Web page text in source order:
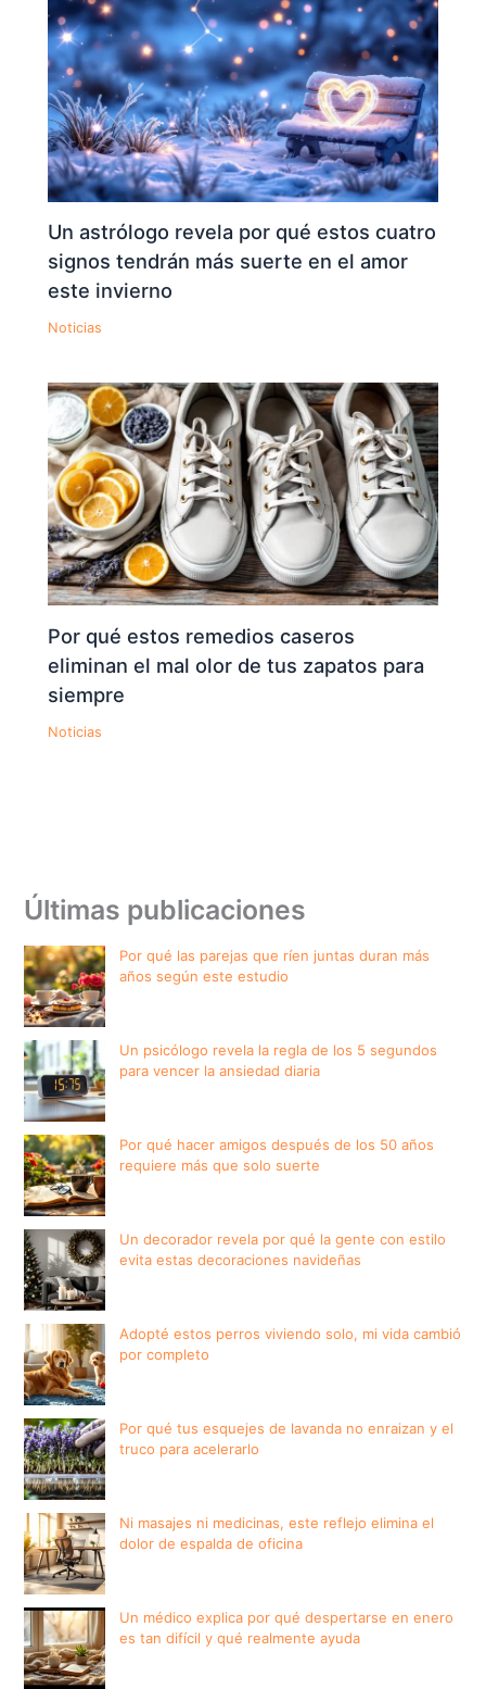
Un astrólogo revela por qué estos cuatro
signos tendrán más suerte en el amor
este invierno
Noticias
Por qué estos remedios caseros
eliminan el mal olor de tus zapatos para
siempre
Noticias
Últimas publicaciones
Por qué las parejas que ríen juntas duran más
años según este estudio
Un psicólogo revela la regla de los 5 segundos
para vencer la ansiedad diaria
Por qué hacer amigos después de los 50 años
requiere más que solo suerte
Un decorador revela por qué la gente con estilo
evita estas decoraciones navideñas
Adopté estos perros viviendo solo, mi vida cambió
por completo
Por qué tus esquejes de lavanda no enraizan y el
truco para acelerarlo
Ni masajes ni medicinas, este reflejo elimina el
dolor de espalda de oficina
Un médico explica por qué despertarse en enero
es tan difícil y qué realmente ayuda